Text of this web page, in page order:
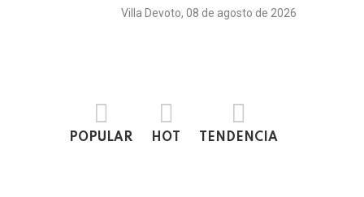
Villa Devoto, 08 de agosto de 2026
POPULAR HOT TENDENCIA